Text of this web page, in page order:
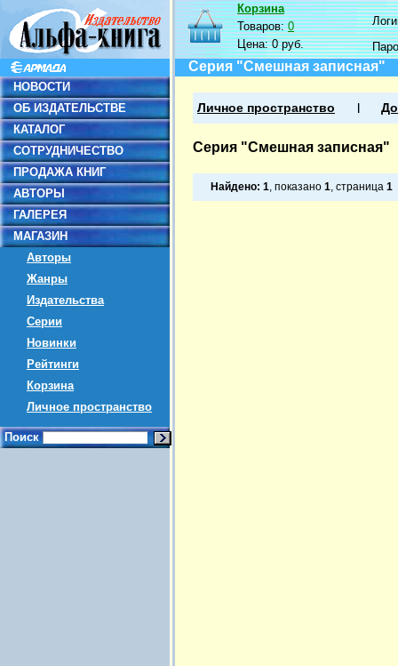
НОВОСТИ
ОБ ИЗДАТЕЛЬСТВЕ
КАТАЛОГ
СОТРУДНИЧЕСТВО
ПРОДАЖА КНИГ
АВТОРЫ
ГАЛЕРЕЯ
МАГАЗИН
Авторы
Жанры
Издательства
Серии
Новинки
Рейтинги
Корзина
Личное пространство
Поиск
Корзина
Товаров:0
Цена:0 руб.
Серия "Смешная записная"
Личное пространство
Серия "Смешная записная"
Найдено: 1, показано 1, страница 1